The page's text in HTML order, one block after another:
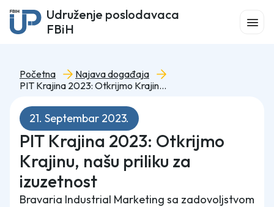
Udruženje poslodavaca
FBiH
Početna
Najava događaja
PIT Krajina 2023: Otkrijmo Krajinu, našu priliku za izuzetnost
21. Septembar 2023.
PIT Krajina 2023: Otkrijmo
Krajinu, našu priliku za
izuzetnost
Bravaria Industrial Marketing sa zadovoljstvom